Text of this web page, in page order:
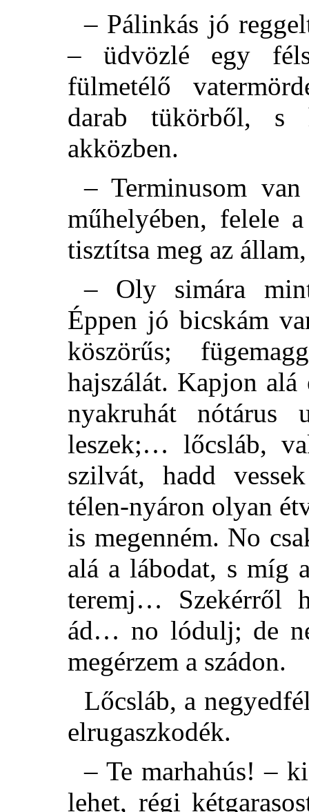
– Pálinkás jó
– üdvözlé egy
fülmetélő
darab tükörből, s
akközben.
– Terminusom
műhelyében, felele
tisztítsa meg az
– Oly simára
Éppen jó bicskám
köszörűs;
hajszálát. Kapjon
nyakruhát nótárus
leszek;… lőcsláb,
szilvát, hadd
télen-nyáron olyan
is megenném. No
alá a lábodat, s míg
teremj… Szekérről
ád… no lódulj; de
megérzem a szádon.
Lőcsláb, a
elrugaszkodék.
– Te marhahús! –
lehet, régi